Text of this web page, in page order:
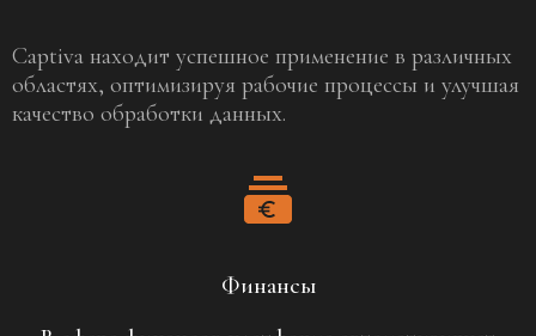
Captiva находит успешное применение в различных
областях, оптимизируя рабочие процессы и улучшая
качество обработки данных.
Финансы